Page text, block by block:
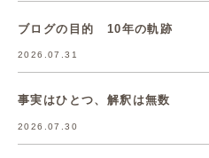
ブログの目的 10年の軌跡
2026.07.31
事実はひとつ、解釈は無数
2026.07.30